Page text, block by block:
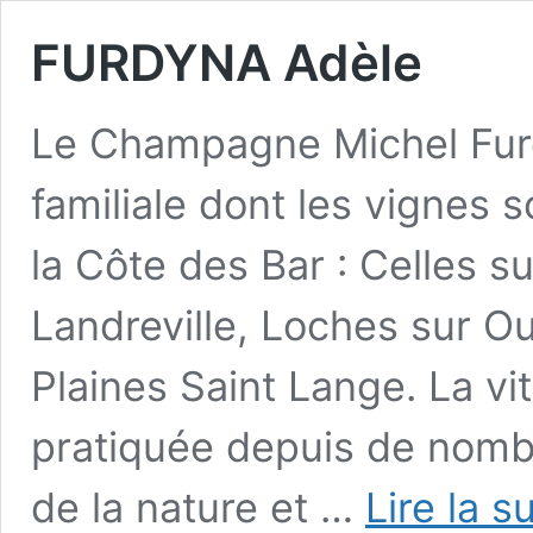
FURDYNA Adèle
Le Champagne Michel
familiale dont les vignes
la Côte des Bar : Celles
Landreville, Loches sur
Plaines Saint Lange. La
pratiquée depuis de
de la nature et … Lire la